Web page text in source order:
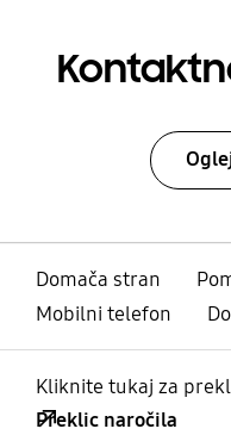
Domača stran
Mobilni telefon
Kliknite tukaj za
Preklic naročila